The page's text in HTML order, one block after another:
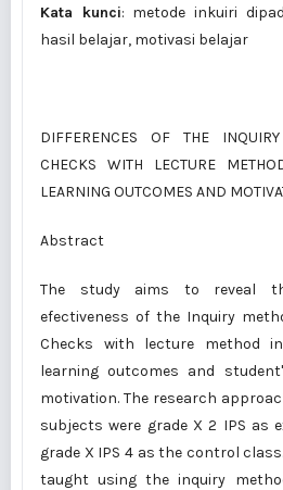
Kata kunci: metode inkuiri
hasil belajar, motivasi belajar
DIFFERENCES OF THE
CHECKS WITH LECTURE
LEARNING OUTCOMES AND
Abstract
The study aims to reveal
efectiveness of the Inquiry
Checks with lecture method
learning outcomes and
motivation. The research
subjects were grade X 2 IPS as
grade X IPS 4 as the control
taught using the inquiry